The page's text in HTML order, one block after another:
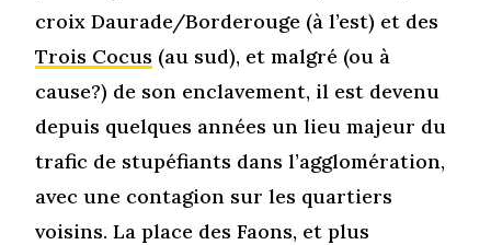
croix Daurade/Borderouge (à l’est) et des
Trois Cocus (au sud), et malgré (ou à
cause?) de son enclavement, il est devenu
depuis quelques années un lieu majeur du
trafic de stupéfiants dans l’agglomération,
avec une contagion sur les quartiers
voisins. La place des Faons, et plus